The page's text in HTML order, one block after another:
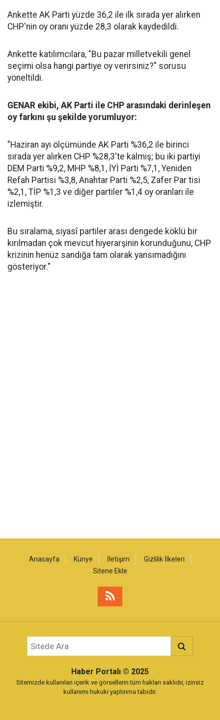
Ankette AK Parti yüzde 36,2 ile ilk sırada yer alırken
CHP'nin oy oranı yüzde 28,3 olarak kaydedildi.
Ankette katılımcılara, "Bu pazar milletvekili genel
seçimi olsa hangi partiye oy verirsiniz?" sorusu
yöneltildi.
GENAR ekibi, AK Parti ile CHP arasındaki derinleşen
oy farkını şu şekilde yorumluyor:
"Haziran ayı ölçümünde AK Parti %36,2 ile birinci
sırada yer alırken CHP %28,3'te kalmış; bu iki partiyi
DEM Parti %9,2, MHP %8,1, İYİ Parti %7,1, Yeniden
Refah Partisi %3,8, Anahtar Parti %2,5, Zafer Par tisi
%2,1, TİP %1,3 ve diğer partiler %1,4 oy oranları ile
izlemiştir.
Bu sıralama, siyasî partiler arası dengede köklü bir
kırılmadan çok mevcut hiyerarşinin korunduğunu, CHP
krizinin henüz sandığa tam olarak yansımadığını
gösteriyor."
Anasayfa Künye İletişim
Gizlilik İlkeleri
Sitene Ekle
Haber Portalı © 2025
Sitemizde kullanılan içerik ve görsellerin tüm hakları saklıdır, izinsiz
kullanımı hukuki yaptırıma tabidir.